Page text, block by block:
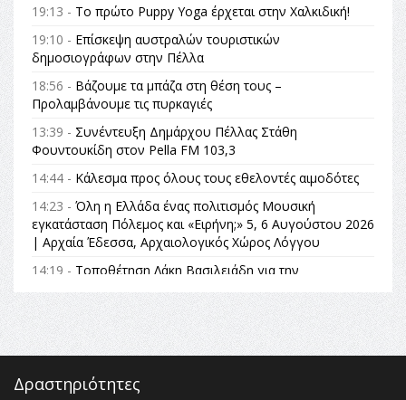
19:13 - Το πρώτο Puppy Yoga έρχεται στην Χαλκιδική!
19:10 - Επίσκεψη αυστραλών τουριστικών
δημοσιογράφων στην Πέλλα
18:56 - Βάζουμε τα μπάζα στη θέση τους –
Προλαμβάνουμε τις πυρκαγιές
13:39 - Συνέντευξη Δημάρχου Πέλλας Στάθη
Φουντουκίδη στον Pella FM 103,3
14:44 - Κάλεσμα προς όλους τους εθελοντές αιμοδότες
14:23 - Όλη η Ελλάδα ένας πολιτισμός Μουσική
εγκατάσταση Πόλεμος και «Ειρήνη;» 5, 6 Αυγούστου 2026
| Αρχαία Έδεσσα, Αρχαιολογικός Χώρος Λόγγου
14:19 - Τοποθέτηση Λάκη Βασιλειάδη για την
Αναθεώρηση του Συντάγματος: «Σε τέτοιες κορυφαίες
θεσμικές διαδικασίες υπάρχει μόνο η ευθύνη απέναντι
στις επόμενες γενιές»
16:35 -Το πρόγραμμα του ΠΑΟΚ στον δεύτερο γύρο του
Δραστηριότητες